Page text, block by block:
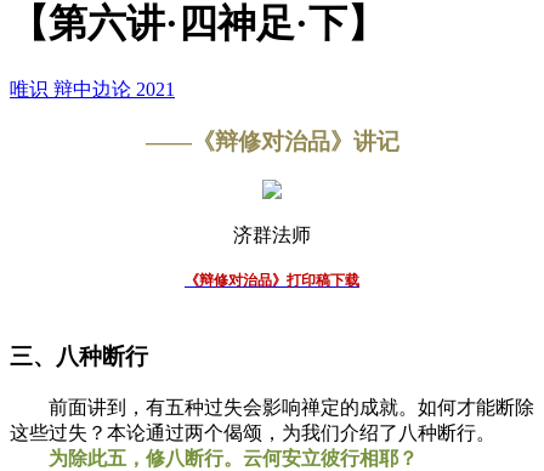
【第六讲·四神足·下】
唯识 辩中边论 2021
——《辩修对治品》讲记
济群法师
《辩修对治品》打印稿下载
三、八种断行
前面讲到，有五种过失会影响禅定的成就。如何才能断除
这些过失？本论通过两个偈颂，为我们介绍了八种断行。
为除此五，修八断行。云何安立彼行相耶？